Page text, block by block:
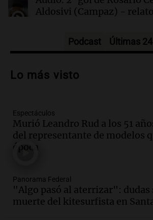
Aldosivi (Campaz) -
Audio.Nuevo desarrollo
en Villa María
Audio.
la Bulaya abrirá sus
diversas actividades y
Panorama Federal
edificios y proyecta una casa
estudiante con 48
involucrados
Podcast Últimas
Lo más visto
Espectáculos
Murió Leandro Rud a los 51
del representante de modelos
época
Panorama Federal
"Algo pasó al aterrizar": dudas
muerte del kitesurfista en